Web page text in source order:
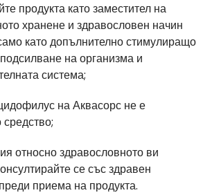
продукта като заместител на
хранене и здравословен начин
като допълнително стимулиращо
на организма и
система;
на Аквасорс не е
относно здравословното ви
се със здравен
приема на продукта.